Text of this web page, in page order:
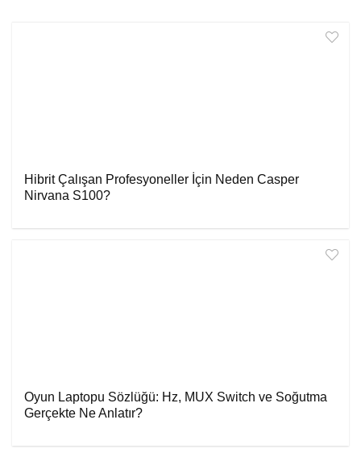
Hibrit Çalışan Profesyoneller İçin Neden Casper
Nirvana S100?
Oyun Laptopu Sözlüğü: Hz, MUX Switch ve Soğutma
Gerçekte Ne Anlatır?